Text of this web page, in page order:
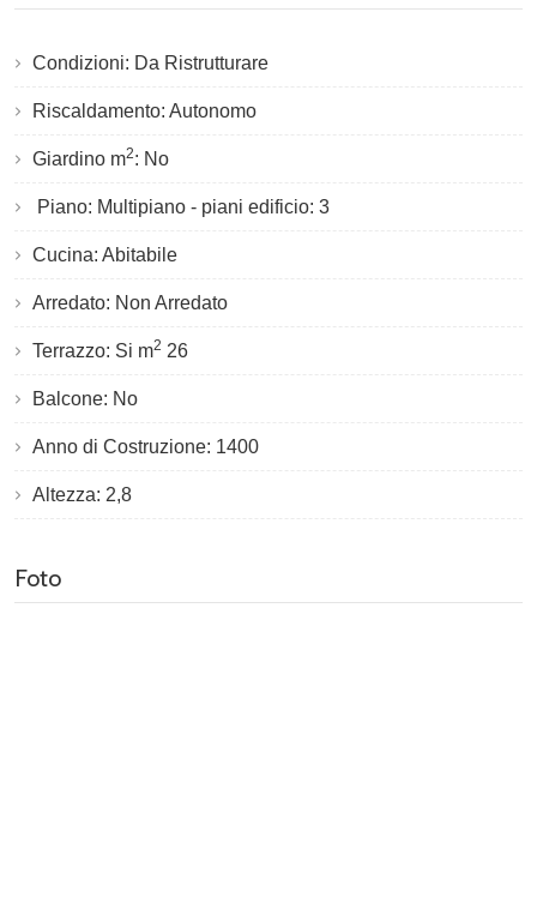
Condizioni: Da Ristrutturare
Riscaldamento: Autonomo
Giardino m2: No
Piano: Multipiano - piani edificio: 3
Cucina: Abitabile
Arredato: Non Arredato
Terrazzo: Si m2 26
Balcone: No
Anno di Costruzione: 1400
Altezza: 2,8
Foto